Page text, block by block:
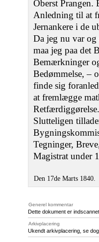
Oberst Prangen.
Anledning til at
Jernankere i de
Da jeg nu var og
maa jeg paa det
Bemærkninger
Bedømmelse, –
finde sig
at fremlægge
Retfærdiggørelse.
Slutteligen
Tegninger,
Magistrat under
Den 17de Marts 1840.
Generel kommentar
Dette dokument er
Arkivplacering
Ukendt arkivplacering, se